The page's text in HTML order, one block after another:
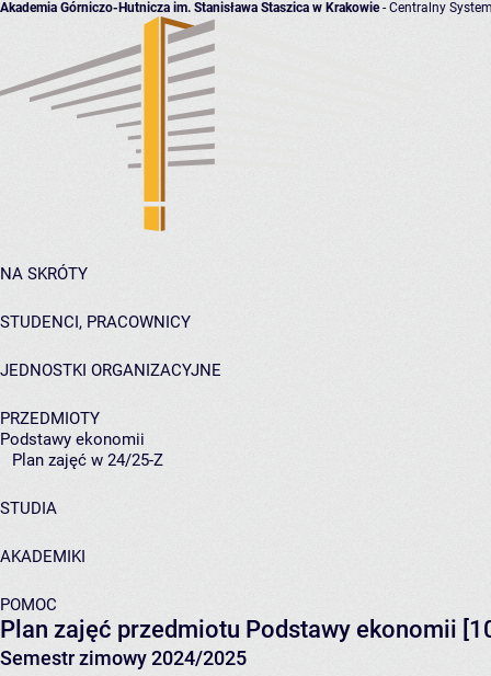
Akademia Górniczo-Hutnicza im. Stanisława Staszica w Krakowie- Centralny
NA SKRÓTY
STUDENCI, PRACOWNICY
JEDNOSTKI ORGANIZACYJNE
PRZEDMIOTY
Podstawy ekonomii
Plan zajęć w 24/25-Z
STUDIA
AKADEMIKI
POMOC
Plan zajęć przedmiotu Podstawy ekonomii
Semestr zimowy 2024/2025